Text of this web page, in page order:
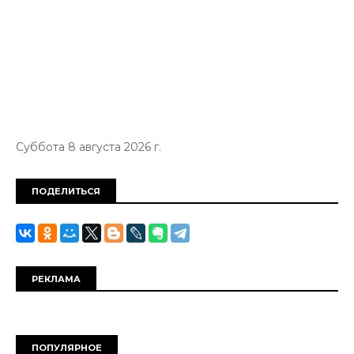
Суббота 8 августа 2026 г.
ПОДЕЛИТЬСЯ
РЕКЛАМА
ПОПУЛЯРНОЕ